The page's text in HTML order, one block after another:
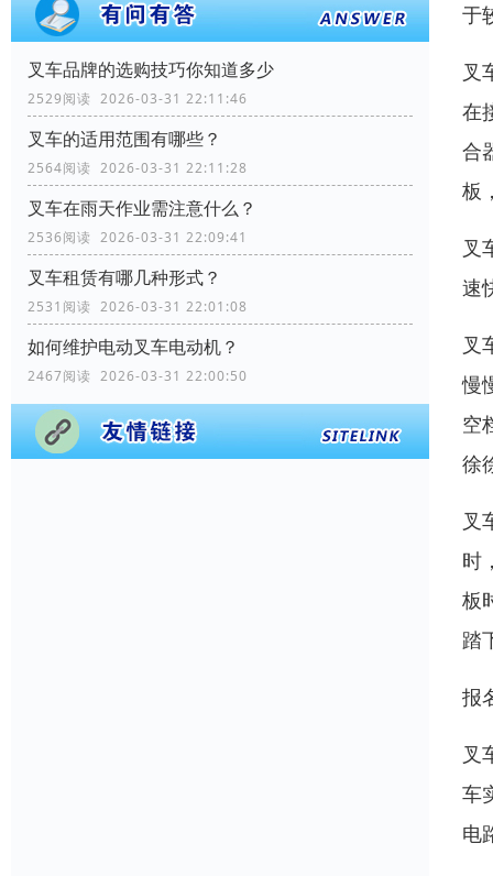
叉车品牌的选购技巧你知道多少
2529阅读 2026-03-31 22:11:46
叉车的适用范围有哪些？
2564阅读 2026-03-31 22:11:28
叉车在雨天作业需注意什么？
2536阅读 2026-03-31 22:09:41
叉车租赁有哪几种形式？
2531阅读 2026-03-31 22:01:08
如何维护电动叉车电动机？
2467阅读 2026-03-31 22:00:50
于
叉
在
合
板
叉
速
叉
慢
空
徐
叉
时
板
踏
报
叉
车
电